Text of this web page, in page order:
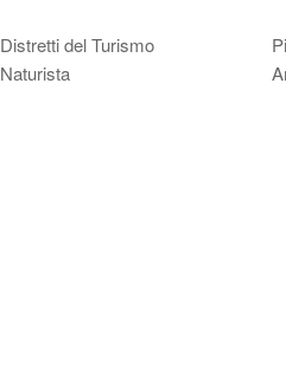
Distretti del Turismo
Naturista